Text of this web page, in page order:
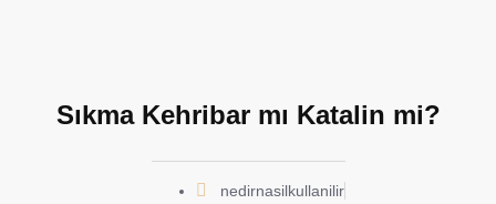
Sıkma Kehribar mı Katalin mi?
nedirnasilkullanilir